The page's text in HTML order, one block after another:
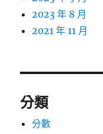
2023 年 8 月
2021 年 11 月
分類
分數